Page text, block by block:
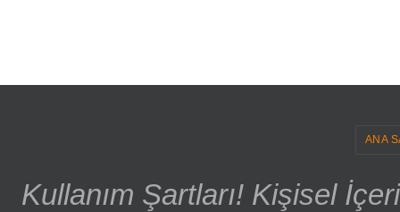
ANA
Kullanım Şartları! Kişisel